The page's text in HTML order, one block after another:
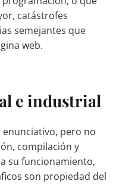
catástrofes
semejantes que
web.
e industrial
pero no
compilación y
su funcionamiento,
son propiedad del